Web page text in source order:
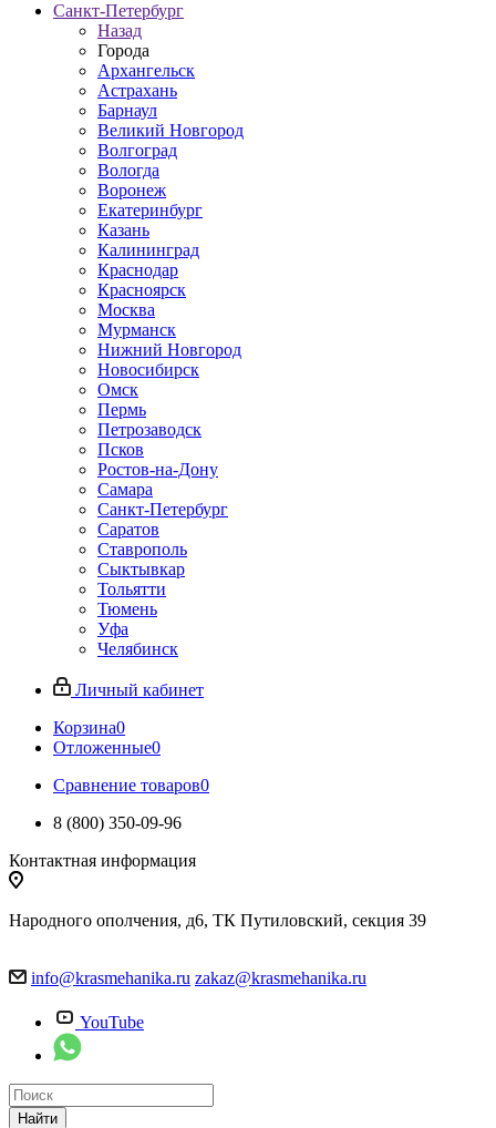
Санкт-Петербург
Назад
Города
Архангельск
Астрахань
Барнаул
Великий Новгород
Волгоград
Вологда
Воронеж
Екатеринбург
Казань
Калининград
Краснодар
Красноярск
Москва
Мурманск
Нижний Новгород
Новосибирск
Омск
Пермь
Петрозаводск
Псков
Ростов-на-Дону
Самара
Санкт-Петербург
Саратов
Ставрополь
Сыктывкар
Тольятти
Тюмень
Уфа
Челябинск
Личный кабинет
Корзина0
Отложенные0
Сравнение товаров0
8 (800) 350-09-96
Контактная информация
Народного ополчения, д6, ТК Путиловский, секция 39
info@krasmehanika.ru zakaz@krasmehanika.ru
YouTube
Найти